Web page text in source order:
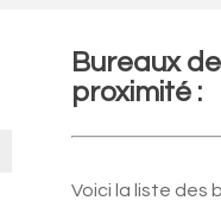
Bureaux
proximité :
Voici la liste des